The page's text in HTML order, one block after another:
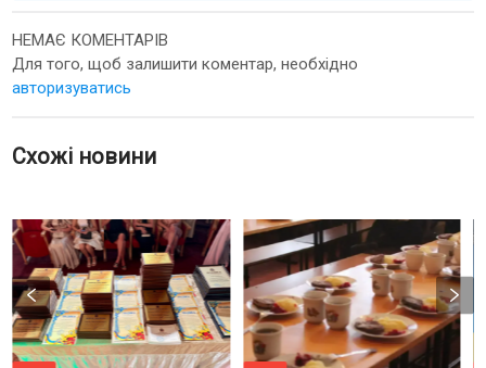
НЕМАЄ КОМЕНТАРІВ
Для того, щоб залишити коментар, необхідно
авторизуватись
Схожі новини